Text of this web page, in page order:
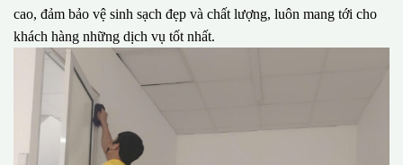
cao, đảm bảo vệ sinh sạch đẹp và chất lượng, luôn mang tới cho
khách hàng những dịch vụ tốt nhất.